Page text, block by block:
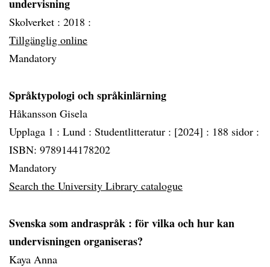
undervisning
Skolverket : 2018 :
Tillgänglig online
Mandatory
Språktypologi och språkinlärning
Håkansson Gisela
Upplaga 1 : Lund : Studentlitteratur : [2024] : 188 sidor :
ISBN: 9789144178202
Mandatory
Search the University Library catalogue
Svenska som andraspråk : för vilka och hur kan
undervisningen organiseras?
Kaya Anna